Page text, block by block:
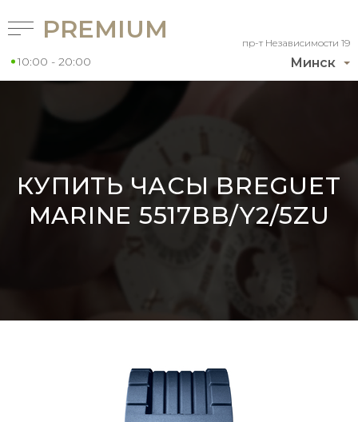
Минск
пр-т Независимости 19
PREMIUM
10:00 - 20:00
КУПИТЬ ЧАСЫ BREGUET
MARINE 5517BB/Y2/5ZU